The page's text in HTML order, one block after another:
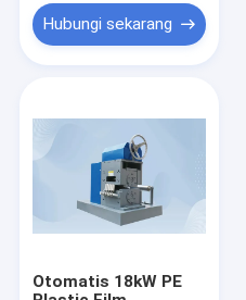
Hubungi sekarang
Otomatis 18kW PE